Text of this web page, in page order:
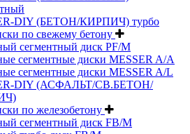
DIY (БЕТОН/КИРПИЧ) турбо
по свежему бетону
сегментный диск PF/M
сегментные диски MESSER A/A
сегментные диски MESSER A/L
DIY (АСФАЛЬТ/СВ.БЕТОН/
по железобетону
сегментный диск FB/M